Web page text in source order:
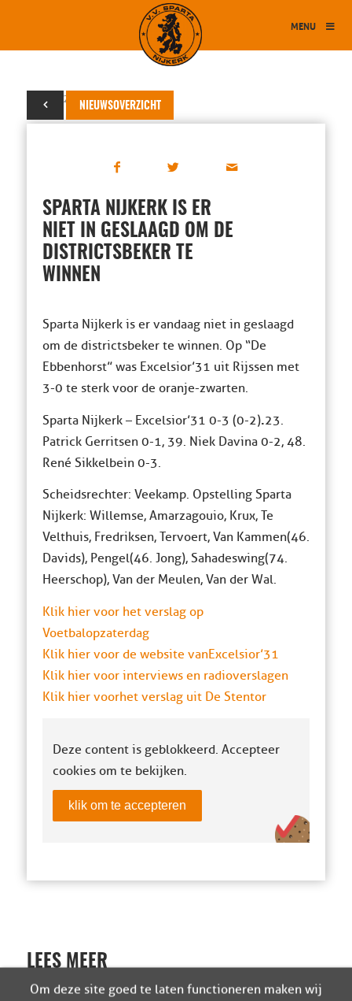
MENU
NIEUWSOVERZICHT
16 mei 2015
SPARTA NIJKERK IS ER
NIET IN GESLAAGD OM DE
DISTRICTSBEKER TE
WINNEN
Sparta Nijkerk is er vandaag niet in geslaagd
om de districtsbeker te winnen. Op “De
Ebbenhorst” was Excelsior’31 uit Rijssen met
3-0 te sterk voor de oranje-zwarten.
Sparta Nijkerk – Excelsior’31 0-3 (0-2).23.
Patrick Gerritsen 0-1, 39. Niek Davina 0-2, 48.
René Sikkelbein 0-3.
Scheidsrechter: Veekamp. Opstelling Sparta
Nijkerk: Willemse, Amarzagouio, Krux, Te
Velthuis, Fredriksen, Tervoert, Van Kammen(46.
Davids), Pengel(46. Jong), Sahadeswing(74.
Heerschop), Van der Meulen, Van der Wal.
Klik hier voor het verslag op
Voetbalopzaterdag
Klik hier voor de website van Excelsior’31
Klik hier voor interviews en radioverslagen
Klik hier voor het verslag uit De Stentor
Deze content is geblokkeerd. Accepteer
cookies om te bekijken.
klik om te accepteren
LEES MEER
Om deze site goed te laten functioneren maken wij